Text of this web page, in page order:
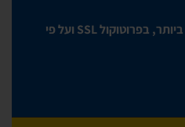
האתר מאובטח ברמה הגבוהה ביותר, בפרוטוקול SSL ועל פי